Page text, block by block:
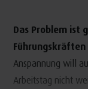
Das Problem ist
Anspannung will
Arbeitstag nicht